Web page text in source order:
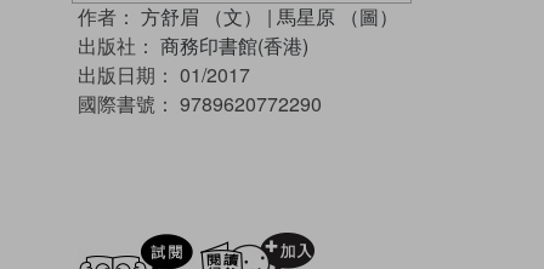
作者： 方舒眉 （文） | 馬星原 （圖）
出版社： 商務印書館(香港)
出版日期： 01/2017
國際書號： 9789620772290
試閲